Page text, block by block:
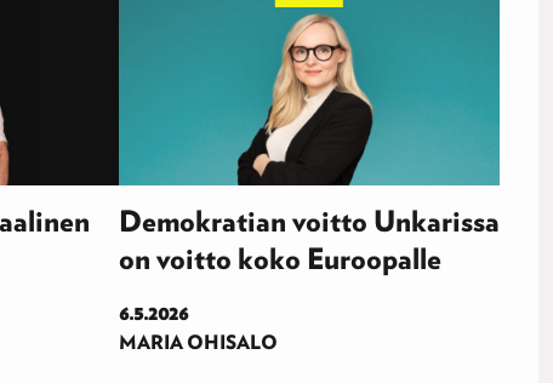
Demokratian voitto Unkarissa
on voitto koko Euroopalle
6.5.2026
MARIA OHISALO